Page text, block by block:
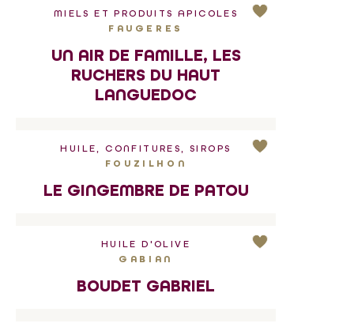
MIELS ET PRODUITS APICOLES
FAUGERES
UN AIR DE FAMILLE, LES
RUCHERS DU HAUT
LANGUEDOC
HUILE, CONFITURES, SIROPS
FOUZILHON
LE GINGEMBRE DE PATOU
HUILE D'OLIVE
GABIAN
BOUDET GABRIEL